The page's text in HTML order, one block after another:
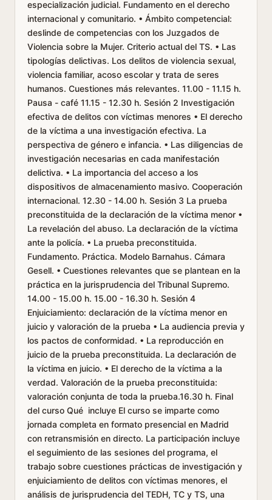
especialización judicial. Fundamento en el derecho
internacional y comunitario. • Ámbito competencial:
deslinde de competencias con los Juzgados de
Violencia sobre la Mujer. Criterio actual del TS. • Las
tipologías delictivas. Los delitos de violencia sexual,
violencia familiar, acoso escolar y trata de seres
humanos. Cuestiones más relevantes. 11.00 - 11.15 h.
Pausa - café 11.15 - 12.30 h. Sesión 2 Investigación
efectiva de delitos con víctimas menores • El derecho
de la víctima a una investigación efectiva. La
perspectiva de género e infancia. • Las diligencias de
investigación necesarias en cada manifestación
delictiva. • La importancia del acceso a los
dispositivos de almacenamiento masivo. Cooperación
internacional. 12.30 - 14.00 h. Sesión 3 La prueba
preconstituida de la declaración de la víctima menor •
La revelación del abuso. La declaración de la víctima
ante la policía. • La prueba preconstituida.
Fundamento. Práctica. Modelo Barnahus. Cámara
Gesell. • Cuestiones relevantes que se plantean en la
práctica en la jurisprudencia del Tribunal Supremo.
14.00 - 15.00 h. 15.00 - 16.30 h. Sesión 4
Enjuiciamiento: declaración de la víctima menor en
juicio y valoración de la prueba • La audiencia previa y
los pactos de conformidad. • La reproducción en
juicio de la prueba preconstituida. La declaración de
la víctima en juicio. • El derecho de la víctima a la
verdad. Valoración de la prueba preconstituida:
valoración conjunta de toda la prueba.16.30 h. Final
del curso Qué incluye El curso se imparte como
jornada completa en formato presencial en Madrid
con retransmisión en directo. La participación incluye
el seguimiento de las sesiones del programa, el
trabajo sobre cuestiones prácticas de investigación y
enjuiciamiento de delitos con víctimas menores, el
análisis de jurisprudencia del TEDH, TC y TS, una